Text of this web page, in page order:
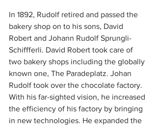
In 1892, Rudolf retired and passed the
bakery shop on to his sons, David
Robert and Johann Rudolf Sprungli-
Schiffferli. David Robert took care of
two bakery shops including the globally
known one, The Paradeplatz. Johan
Rudolf took over the chocolate factory.
With his far-sighted vision, he increased
the efficiency of his factory by bringing
in new technologies. He expanded the